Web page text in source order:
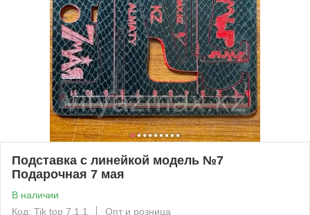
Подставка c линейкой модель №7
Подарочная 7 мая
В наличии
Код: Tik top 7.1.1
Опт и розница